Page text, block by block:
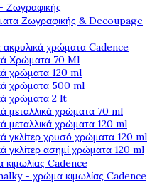
Ζωγραφικής
Ζωγραφικής & Decoupage
ακρυλικά χρώματα Cadence
Χρώματα 70 Ml
χρώματα 120 ml
χρώματα 500 ml
χρώματα 2 lt
μεταλλικά χρώματα 70 ml
μεταλλικά χρώματα 120 ml
γκλίτερ χρυσό χρώματα 120 ml
γκλίτερ ασημί χρώματα 120 ml
Cadence
- χρώμα κιμωλίας Cadence